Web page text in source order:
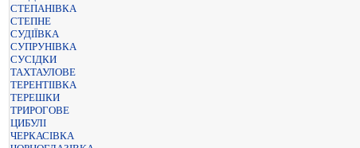
СТЕПАНІВКА
СТЕПНЕ
СУДІЇВКА
СУПРУНІВКА
СУСІДКИ
ТАХТАУЛОВЕ
ТЕРЕНТІІВКА
ТЕРЕШКИ
ТРИРОГОВЕ
ЦИБУЛІ
ЧЕРКАСІВКА